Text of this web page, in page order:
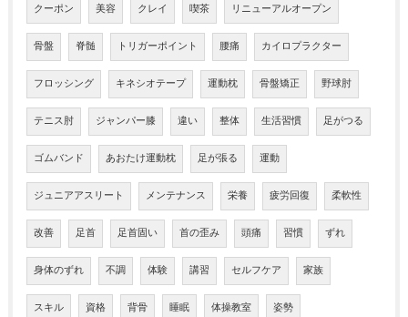
クーポン 美容 クレイ 喫茶 リニューアルオープン
骨盤 脊髄 トリガーポイント 腰痛 カイロプラクター
フロッシング キネシオテープ 運動枕 骨盤矯正 野球肘
テニス肘 ジャンパー膝 違い 整体 生活習慣 足がつる
ゴムバンド あおたけ運動枕 足が張る 運動
ジュニアアスリート メンテナンス 栄養 疲労回復 柔軟性
改善 足首 足首固い 首の歪み 頭痛 習慣 ずれ
身体のずれ 不調 体験 講習 セルフケア 家族
スキル 資格 背骨 睡眠 体操教室 姿勢